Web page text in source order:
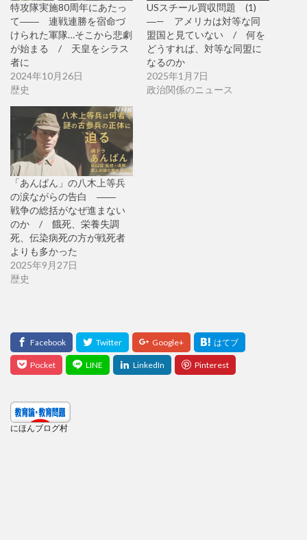
特攻隊実施80周年にあたっ
て―― 連戦連勝を宿命づ
けられた軍隊…そこから悲劇
が始まる / 天皇をシラス
者に
2024年10月26日
歴史
USスチール買収問題 (1)
―— アメリカは対等な同
盟国と見ていない / 何を
どうすれば、対等な同盟に
なるのか
2025年1月7日
政治関係のニュース
「あんぱん」の八木上等兵
の涙ながらの告白 ――
戦争の総括がなぜ進まない
のか / 餓死、栄養失調
死、伝染病死の方が戦死者
よりも多かった
2025年9月27日
歴史
にほんブログ村